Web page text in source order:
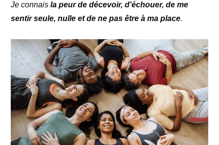
Je connaisla peur de décevoir, d'échouer, de me
sentir seule, nulle et de ne pas être à ma place.